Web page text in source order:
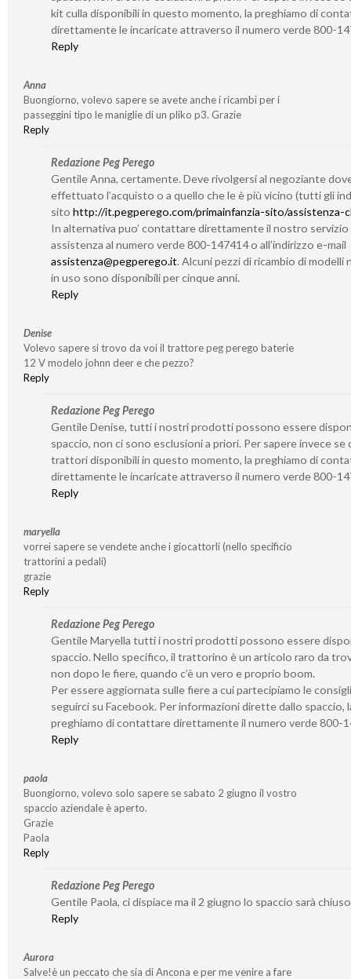
kit culla disponibili in questo momento, la preghiamo di
direttamente le incaricate attraverso il numero verde 800-
Reply
Anna
Buongiorno, volevo sapere se avete anche i ricambi per i
passeggini tipo le maniglie di un pliko p3. Grazie
Reply
Redazione Peg Perego
Gentile Anna, certamente. Deve rivolgersi al negoziante
effettuato l’acquisto o a quello che le è più vicino (tutti gli
sito http://it.pegperego.com/primainfanzia-sito/assistenza-
In alternativa puo’ contattare direttamente il nostro servizio
assistenza al numero verde 800-147414 o all’indirizzo e-mail
assistenza@pegperego.it. Alcuni pezzi di ricambio di modelli
in uso sono disponibili per cinque anni.
Reply
Denise
Volevo sapere si trovo da voi il trattore peg perego baterie
12 V modelo johnn deer e che pezzo?
Reply
Redazione Peg Perego
Gentile Denise, tutti i nostri prodotti possono essere
spaccio, non ci sono esclusioni a priori. Per sapere invece se
trattori disponibili in questo momento, la preghiamo di
direttamente le incaricate attraverso il numero verde 800-
Reply
maryella
vorrei sapere se vendete anche i giocattorli (nello specificio
trattorini a pedali)
grazie
Reply
Redazione Peg Perego
Gentile Maryella tutti i nostri prodotti possono essere
spaccio. Nello specifico, il trattorino è un articolo raro da
non dopo le fiere, quando c’è un vero e proprio boom.
Per essere aggiornata sulle fiere a cui partecipiamo le
seguirci su Facebook. Per informazioni dirette dallo spaccio,
preghiamo di contattare direttamente il numero verde 800-
Reply
paola
Buongiorno, volevo solo sapere se sabato 2 giugno il vostro
spaccio aziendale è aperto.
Grazie
Paola
Reply
Redazione Peg Perego
Gentile Paola, ci dispiace ma il 2 giugno lo spaccio sarà
Reply
Aurora
Salve!è un peccato che sia di Ancona e per me venire a fare